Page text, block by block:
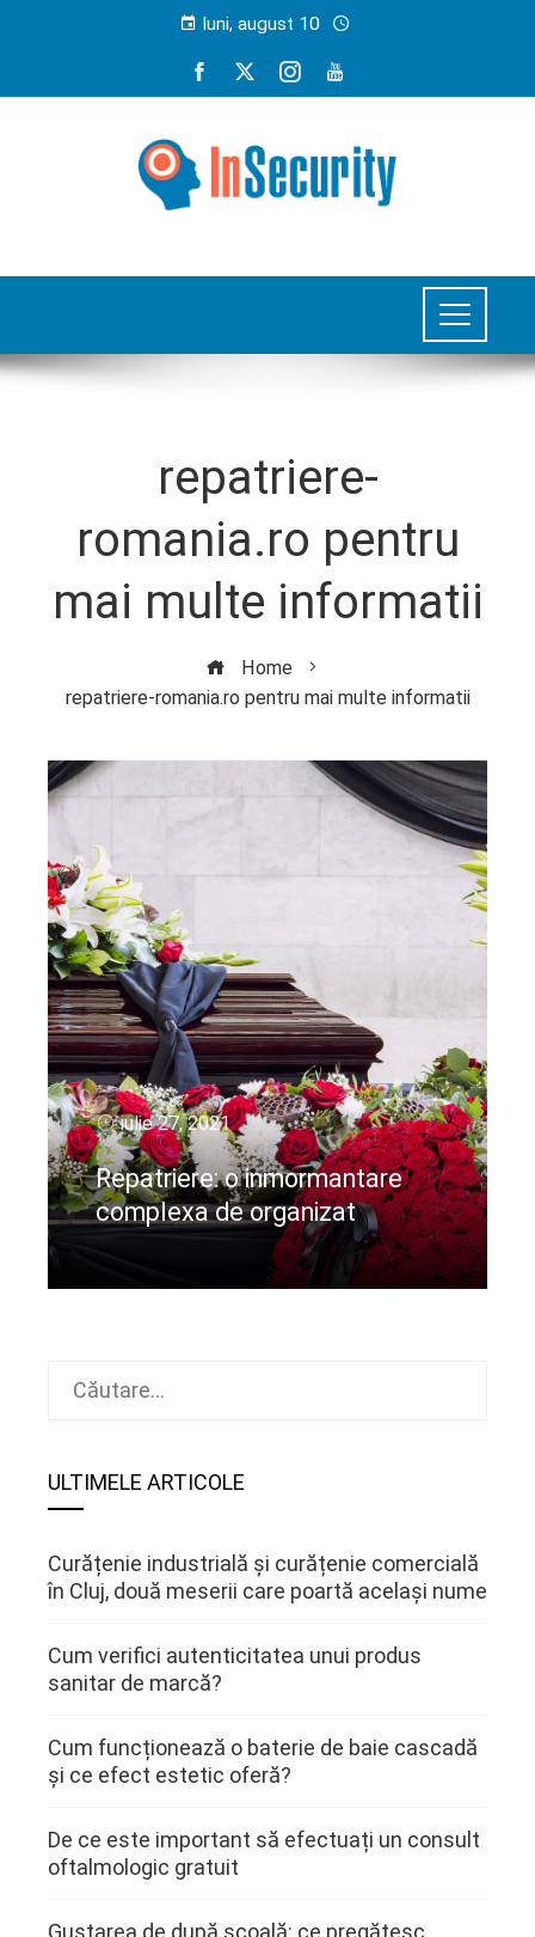
luni, august 10
repatriere-
romania.ro pentru
mai multe informatii
Home
repatriere-romania.ro pentru mai multe informatii
iulie 27, 2021
Repatriere: o inmormantare
complexa de organizat
CIteste mai departe
Caută
ULTIMELE ARTICOLE
Curățenie industrială și curățenie comercială
în Cluj, două meserii care poartă același nume
Cum verifici autenticitatea unui produs
sanitar de marcă?
Cum funcționează o baterie de baie cascadă
și ce efect estetic oferă?
De ce este important să efectuați un consult
oftalmologic gratuit
Gustarea de după școală: ce pregătesc